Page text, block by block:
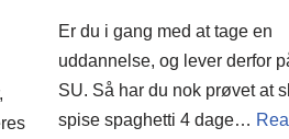
Er du i gang med at tage en
uddannelse, og lever derfor
SU. Så har du nok prøvet at
spise spaghetti 4 dage…